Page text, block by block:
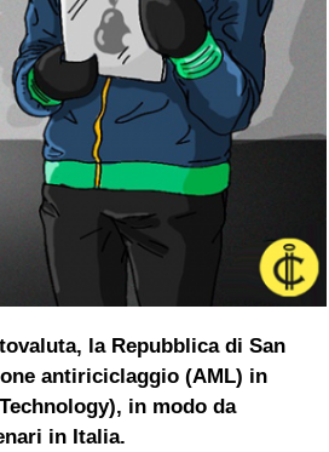
la Repubblica di San
antiriciclaggio (AML) in
in modo da
in Italia.